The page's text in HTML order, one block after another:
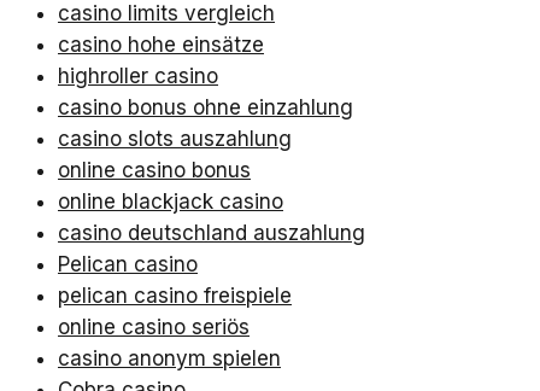
casino limits vergleich
casino hohe einsätze
highroller casino
casino bonus ohne einzahlung
casino slots auszahlung
online casino bonus
online blackjack casino
casino deutschland auszahlung
Pelican casino
pelican casino freispiele
online casino seriös
casino anonym spielen